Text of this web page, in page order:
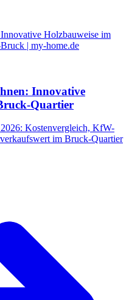
Innovative
Quartier
Kostenvergleich, KfW-
im Bruck-Quartier